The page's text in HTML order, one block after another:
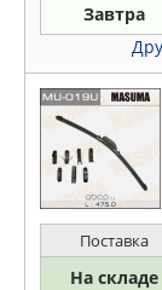
Завтра
Поставка
На складе